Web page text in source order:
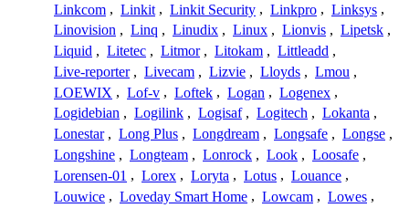
Linkcom , Linkit , Linkit Security , Linkpro , Linksys ,
Linovision , Linq , Linudix , Linux , Lionvis , Lipetsk ,
Liquid , Litetec , Litmor , Litokam , Littleadd ,
Live-reporter , Livecam , Lizvie , Lloyds , Lmou ,
LOEWIX , Lof-v , Loftek , Logan , Logenex ,
Logidebian , Logilink , Logisaf , Logitech , Lokanta ,
Lonestar , Long Plus , Longdream , Longsafe , Longse ,
Longshine , Longteam , Lonrock , Look , Loosafe ,
Lorensen-01 , Lorex , Loryta , Lotus , Louance ,
Louwice , Loveday Smart Home , Lowcam , Lowes ,